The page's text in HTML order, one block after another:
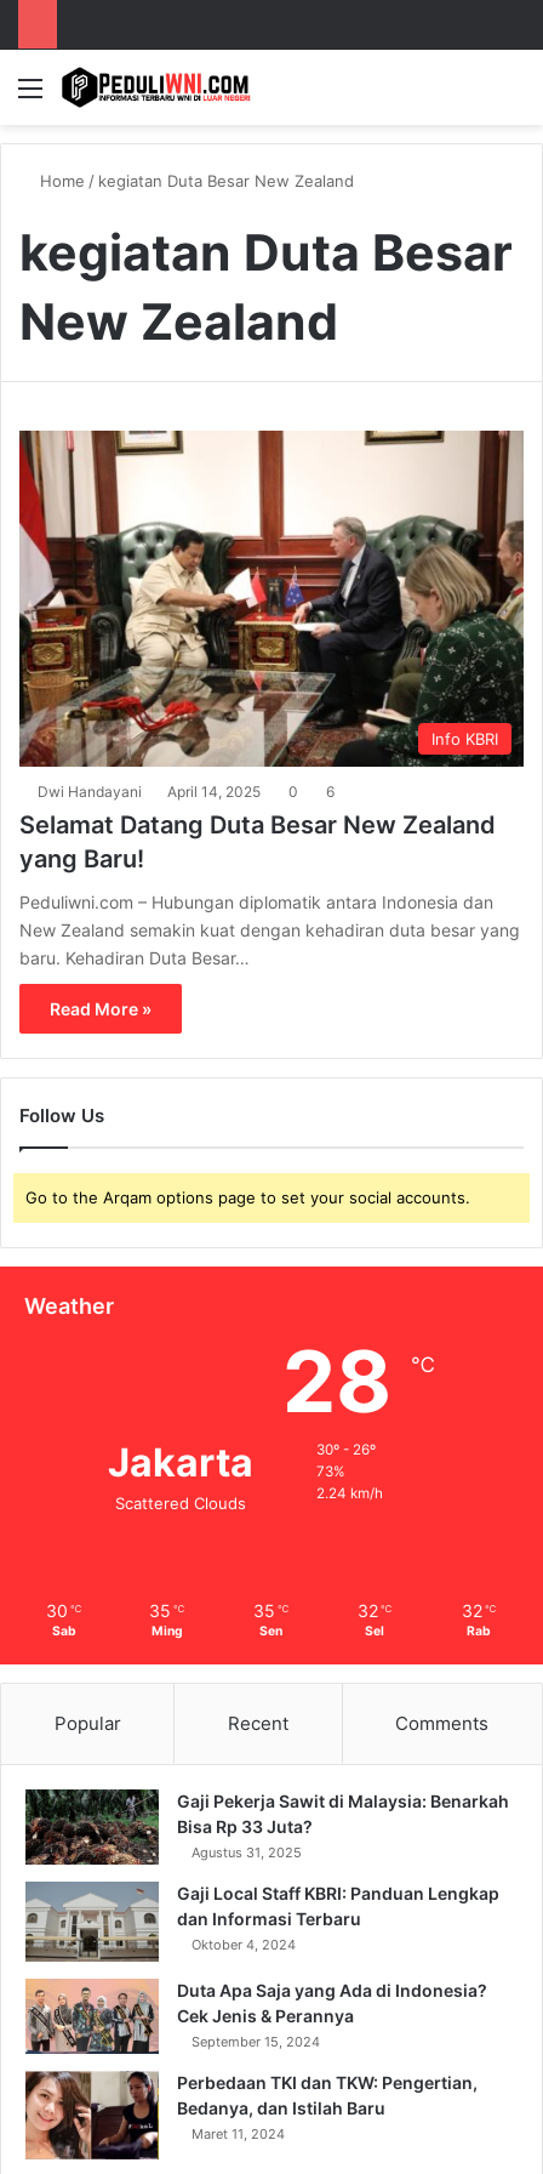
Menu
Home / kegiatan Duta Besar New Zealand
kegiatan Duta Besar
New Zealand
Info KBRI
Dwi Handayani April 14, 2025 0 6
Selamat Datang Duta Besar New Zealand
yang Baru!
Peduliwni.com – Hubungan diplomatik antara Indonesia dan
New Zealand semakin kuat dengan kehadiran duta besar yang
baru. Kehadiran Duta Besar…
Read More »
Follow Us
Go to the Arqam options page to set your social accounts.
Weather
Jakarta
Scattered Clouds
28 ℃
30º - 26º
73%
2.24 km/h
30 ℃
Sab
35 ℃
Ming
35 ℃
Sen
32 ℃
Sel
32 ℃
Rab
Popular Recent Comments
Gaji Pekerja Sawit di Malaysia: Benarkah
Bisa Rp 33 Juta?
Agustus 31, 2025
Gaji Local Staff KBRI: Panduan Lengkap
dan Informasi Terbaru
Oktober 4, 2024
Duta Apa Saja yang Ada di Indonesia?
Cek Jenis & Perannya
September 15, 2024
Perbedaan TKI dan TKW: Pengertian,
Bedanya, dan Istilah Baru
Maret 11, 2024